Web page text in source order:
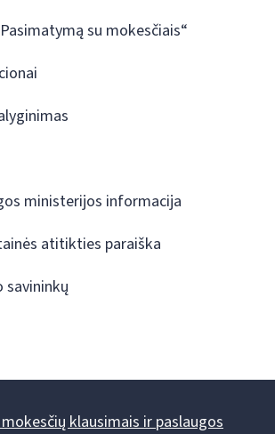
su mokesčiais“
ministerijos informacija
atitikties paraiška
klausimais ir paslaugos